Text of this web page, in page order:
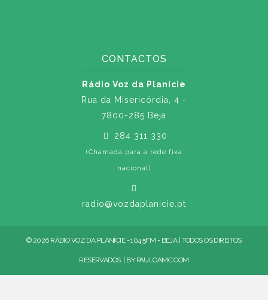
CONTACTOS
Rádio Voz da Planície
Rua da Misericórdia, 4 -
7800-285 Beja
284 311 330
(Chamada para a rede fixa
nacional)
radio@vozdaplanicie.pt
© 2026 RÁDIO VOZ DA PLANÍCIE - 104.5FM - BEJA | TODOS OS DIREITOS
RESERVADOS. | BY PAULOAMC.COM